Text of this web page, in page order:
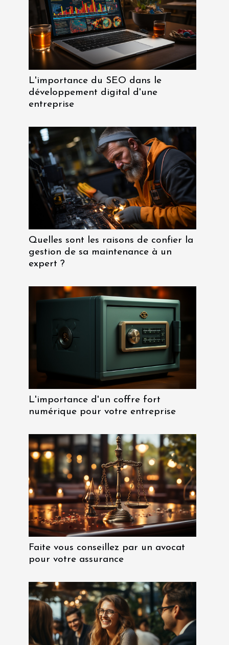
L'importance du SEO dans le
développement digital d'une
entreprise
Quelles sont les raisons de confier la
gestion de sa maintenance à un
expert ?
L'importance d'un coffre fort
numérique pour votre entreprise
Faite vous conseillez par un avocat
pour votre assurance